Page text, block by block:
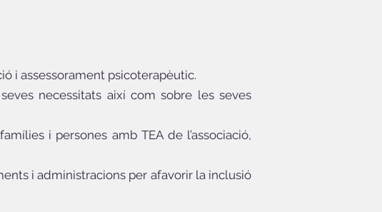
i assessorament psicoterapèutic.
necessitats així com sobre les seves
i persones amb TEA de l’associació,
i administracions per afavorir la inclusió